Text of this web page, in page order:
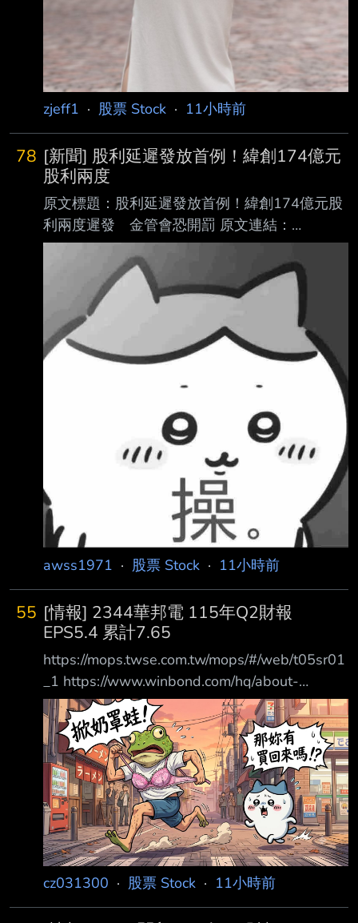
zjeff1 · 股票 Stock · 11小時前
78 [新聞] 股利延遲發放首例！緯創174億元
股利兩度
原文標題：股利延遲發放首例！緯創174億元股
利兩度遲發 金管會恐開罰 原文連結：
https://reurl.cc/5X8l7M 發布時間：2026/08/06
17:40 記者署名：記者 許麗珍 綜合報導 原文內
容： 【記者許麗珍／台北報導】緯創（3231）
高達174億元股利兩度遲發引發市場軒然大波及
股東不滿。金管會今表示經查緯創雖已於今發放
股利完畢，但有股東反映緯創「重訊發布 時間
不夠即時，內容恐有錯」等，將請證交所及台灣
以新台幣3萬元至50萬元違約金，情節嚴
awss1971 · 股票 Stock · 11小時前
55 [情報] 2344華邦電 115年Q2財報
EPS5.4 累計7.65
https://mops.twse.com.tw/mops/#/web/t05sr01
_1 https://www.winbond.com/hq/about-
winbond/investor/investor-conference/ ?
__locale=zh_TW 1.提報董事會或經董事會決議
日期:115/08/06 2.審計委員會通過日
期:115/08/06 3.財務報告或年度自結財務資訊報
導期間 起訖日期
(XXX/XX/XX~XXX/XX/XX):115/01/01~115/06/
30 4.1月1日累
cz031300 · 股票 Stock · 11小時前